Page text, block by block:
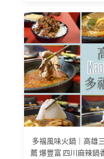
多福風味火鍋｜高雄
薦 爆豐富 四川麻辣鍋